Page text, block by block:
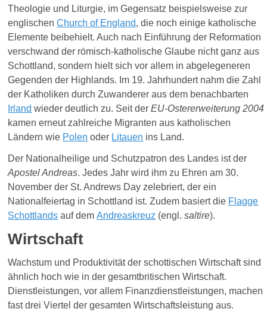
Theologie und Liturgie, im Gegensatz beispielsweise zur
englischenChurch of England, die noch einige katholische
Elemente beibehielt. Auch nach Einführung der Reformation
verschwand der römisch-katholische Glaube nicht ganz aus
Schottland, sondern hielt sich vor allem in abgelegeneren
Gegenden der Highlands. Im 19. Jahrhundert nahm die Zahl
der Katholiken durch Zuwanderer aus dem benachbarten
Irland wieder deutlich zu. Seit derEU-Ostererweiterung 2004
kamen erneut zahlreiche Migranten aus katholischen
Ländern wie Polen oder Litauen ins Land.
Der Nationalheilige und Schutzpatron des Landes ist der
Apostel Andreas.JedesJahrwird ihm zu Ehren am 30.
November der St. Andrews Day zelebriert, derein
Nationalfeiertag in Schottland ist.Zudem basiert die Flagge
Schottlands auf demAndreaskreuz (engl.saltire).
Wirtschaft
Wachstum und Produktivität der schottischen Wirtschaft sind
ähnlich hoch wie in der gesamtbritischen Wirtschaft.
Dienstleistungen, vor allem Finanzdienstleistungen, machen
fast drei Viertel der gesamten Wirtschaftsleistung aus.